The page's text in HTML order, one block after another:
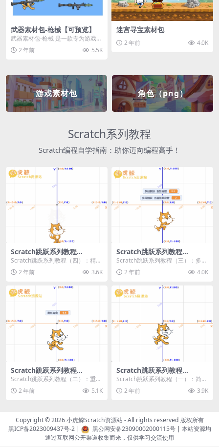
武器素材包-枪械【可预览】
武器素材包-枪械 是一款专为游戏开
发者和创作者设计的素材包，包含
多种高质量的枪械...
2 年前 5.5K
迷宫寻宝素材包
2 年前 4.0K
游戏素材包 角色（png）
Scratch系列教程
Scratch编程自学指南：助你迈向编程高手！
Scratch跳跃系列教程
（四）：精准着陆
Scratch跳跃系列教程（四）：精准
着陆 作者：小虎鲸Scratch资源站
... 2 年前 3.6K
Scratch跳跃系列教程
（三）：多段跳跃
Scratch跳跃系列教程（三）：多段
跳跃 作者：小虎鲸Scratch资源站
连...2 年前 4.0K
Scratch跳跃系列教程
（二）：重力跳跃
Scratch跳跃系列教程（二）：重力
跳跃 作者：小虎鲸Scratch资源站
按...2 年前 5.1K
Scratch跳跃系列教程
（一）：简单跳跃
Scratch跳跃系列教程（一）：简单
跳跃 作者：小虎鲸Scratch资源站
按...2 年前 3.9K
Copyright © 2026小虎鲸Scratch资源站- All rights reserved 版权所有
黑ICP备2023009437号-2| 黑公网安备23090002000115号| 本站资源均
通过互联网公开渠道收集而来，仅供学习交流使用